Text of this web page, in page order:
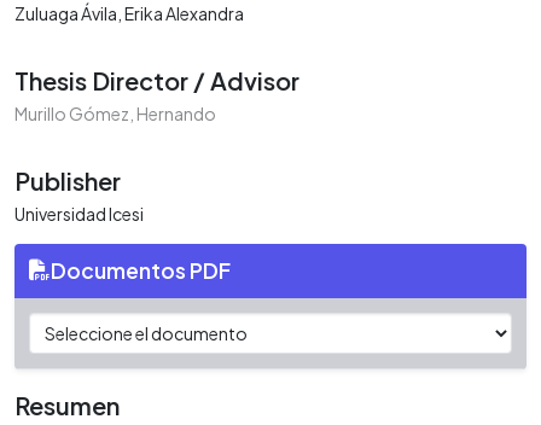
Zuluaga Ávila, Erika Alexandra
Thesis Director / Advisor
Murillo Gómez, Hernando
Publisher
Universidad Icesi
Documentos PDF
Resumen